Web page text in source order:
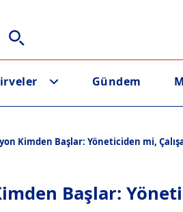
Gündem
Kimden Başlar: Yöneticiden mi,
Başlar: